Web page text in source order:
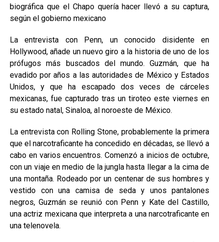
biográfica que el Chapo quería hacer llevó a su captura,
según el gobierno mexicano
La entrevista con Penn, un conocido disidente en
Hollywood, añade un nuevo giro a la historia de uno de los
prófugos más buscados del mundo. Guzmán, que ha
evadido por años a las autoridades de México y Estados
Unidos, y que ha escapado dos veces de cárceles
mexicanas, fue capturado tras un tiroteo este viernes en
su estado natal, Sinaloa, al noroeste de México.
La entrevista con Rolling Stone, probablemente la primera
que el narcotraficante ha concedido en décadas, se llevó a
cabo en varios encuentros. Comenzó a inicios de octubre,
con un viaje en medio de la jungla hasta llegar a la cima de
una montaña. Rodeado por un centenar de sus hombres y
vestido con una camisa de seda y unos pantalones
negros, Guzmán se reunió con Penn y Kate del Castillo,
una actriz mexicana que interpreta a una narcotraficante en
una telenovela.